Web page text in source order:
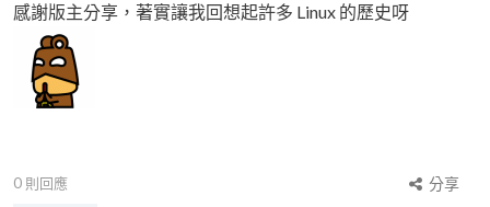
感謝版主分享，著實讓我回想起許多 Linux 的歷史呀
0 則回應
分享